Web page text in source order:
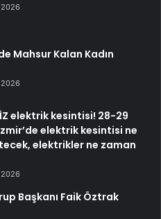
Mahsur Kalan Kadın
elektrik kesintisi! 28-29
elektrik kesintisi ne
elektrikler ne zaman
Başkanı Faik Öztrak